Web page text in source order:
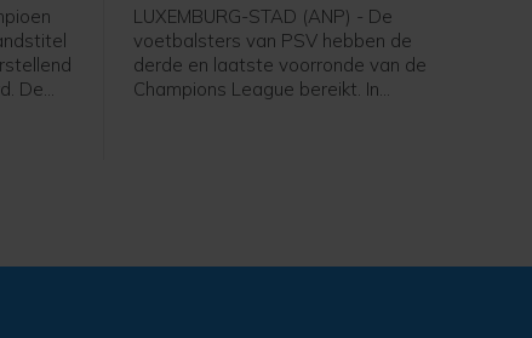
De
LUXEMBURG-STAD (ANP) - De
voetbalsters van PSV hebben de
derde en laatste voorronde van de
Champions League bereikt. In